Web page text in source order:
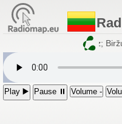
Alytuje FM 103.3 MHz;
Play ▶️ Pause ⏸ Volume -